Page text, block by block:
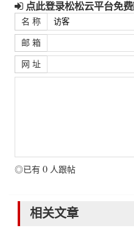
点此登录松松云平台免费
名 称
邮 箱
网 址
◎已有 0 人跟帖
相关文章